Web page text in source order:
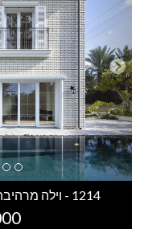
1214 - וילה מרהיבה וחדשה למכירה בהרצליה פיתוח